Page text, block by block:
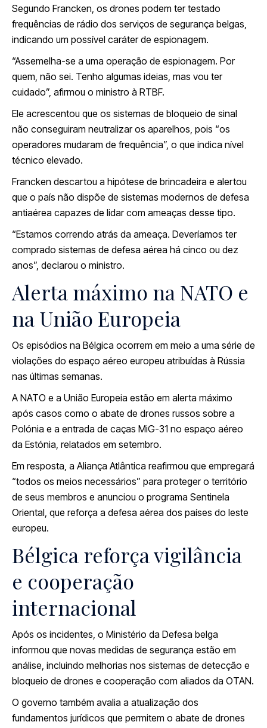
Segundo Francken, os drones podem ter testado
frequências de rádio dos serviços de segurança belgas,
indicando um possível caráter de espionagem.
“Assemelha-se a uma operação de espionagem. Por
quem, não sei. Tenho algumas ideias, mas vou ter
cuidado”, afirmou o ministro à RTBF.
Ele acrescentou que os sistemas de bloqueio de sinal
não conseguiram neutralizar os aparelhos, pois “os
operadores mudaram de frequência”, o que indica nível
técnico elevado.
Francken descartou a hipótese de brincadeira e alertou
que o país não dispõe de sistemas modernos de defesa
antiaérea capazes de lidar com ameaças desse tipo.
“Estamos correndo atrás da ameaça. Deveríamos ter
comprado sistemas de defesa aérea há cinco ou dez
anos”, declarou o ministro.
Alerta máximo na NATO e
na União Europeia
Os episódios na Bélgica ocorrem em meio a uma série de
violações do espaço aéreo europeu atribuídas à Rússia
nas últimas semanas.
A NATO e a União Europeia estão em alerta máximo
após casos como o abate de drones russos sobre a
Polónia e a entrada de caças MiG-31 no espaço aéreo
da Estónia, relatados em setembro.
Em resposta, a Aliança Atlântica reafirmou que empregará
“todos os meios necessários” para proteger o território
de seus membros e anunciou o programa Sentinela
Oriental, que reforça a defesa aérea dos países do leste
europeu.
Bélgica reforça vigilância
e cooperação
internacional
Após os incidentes, o Ministério da Defesa belga
informou que novas medidas de segurança estão em
análise, incluindo melhorias nos sistemas de detecção e
bloqueio de drones e cooperação com aliados da OTAN.
O governo também avalia a atualização dos
fundamentos jurídicos que permitem o abate de drones